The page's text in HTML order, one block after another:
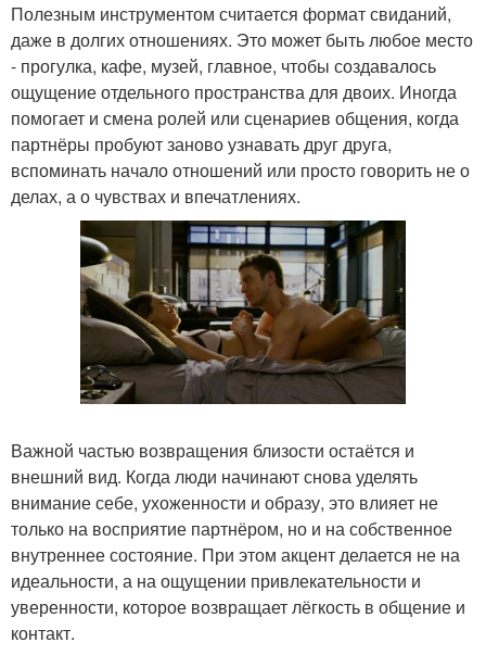
Полезным инструментом считается формат свиданий,
даже в долгих отношениях. Это может быть любое место
- прогулка, кафе, музей, главное, чтобы создавалось
ощущение отдельного пространства для двоих. Иногда
помогает и смена ролей или сценариев общения, когда
партнёры пробуют заново узнавать друг друга,
вспоминать начало отношений или просто говорить не о
делах, а о чувствах и впечатлениях.
Важной частью возвращения близости остаётся и
внешний вид. Когда люди начинают снова уделять
внимание себе, ухоженности и образу, это влияет не
только на восприятие партнёром, но и на собственное
внутреннее состояние. При этом акцент делается не на
идеальности, а на ощущении привлекательности и
уверенности, которое возвращает лёгкость в общение и
контакт.